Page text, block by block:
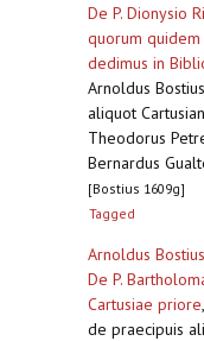
De P. Dionysio
quorum
dedimus in
Arnoldus
aliquot
Theodorus
Bernardus
[Bostius 1609g]
Tagged
Arnoldus Bostius
De P.
Cartusiae priore,
de praecipuis